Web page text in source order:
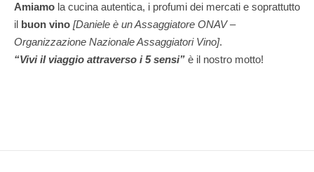
Amiamo la cucina autentica, i profumi dei mercati e soprattutto
il buon vino [Daniele è un Assaggiatore ONAV –
Organizzazione Nazionale Assaggiatori Vino].
“Vivi il viaggio attraverso i 5 sensi” è il nostro motto!